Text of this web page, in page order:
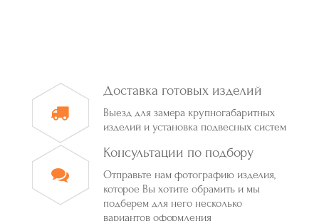
Доставка готовых изделий
Выезд для замера крупногабаритных
изделий и установка подвесных систем
Консультации по подбору
Отправьте нам фотографию изделия,
которое Вы хотите обрамить и мы
подберем для него несколько
вариантов оформления